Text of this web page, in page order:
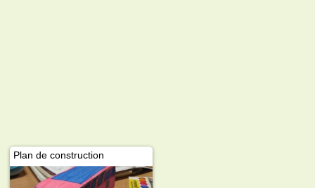
Plan de construction